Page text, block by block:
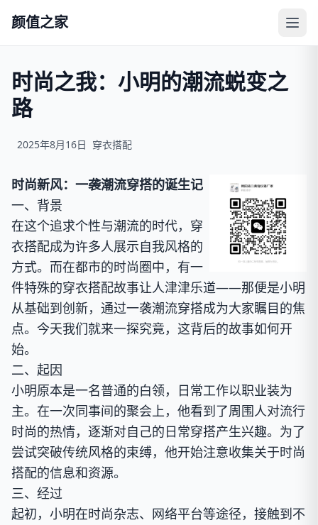
颜值之家
时尚之我：小明的潮流蜕变之
路
2025年8月16日 穿衣搭配
时尚新风：一袭潮流穿搭的诞生记
一、背景
在这个追求个性与潮流的时代，穿
衣搭配成为许多人展示自我风格的
方式。而在都市的时尚圈中，有一
件特殊的穿衣搭配故事让人津津乐道——那便是小明
从基础到创新，通过一袭潮流穿搭成为大家瞩目的焦
点。今天我们就来一探究竟，这背后的故事如何开
始。
二、起因
小明原本是一名普通的白领，日常工作以职业装为
主。在一次同事间的聚会上，他看到了周围人对流行
时尚的热情，逐渐对自己的日常穿搭产生兴趣。为了
尝试突破传统风格的束缚，他开始注意收集关于时尚
搭配的信息和资源。
三、经过
起初，小明在时尚杂志、网络平台等途径，接触到不